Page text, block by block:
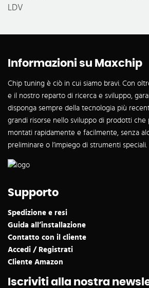
LDV
Informazioni su Maxchip
Chip tuning è ciò in cui siamo bravi. Con
e il nostro reparto di ricerca e sviluppo,
disponga sempre della tecnologia più
grandi risorse nello sviluppo di prodotti che
montati rapidamente e facilmente, senza
preliminare o l’impiego di strumenti speciali.
Supporto
Spedizione e resi
Guida all’installazione
Contatto con il cliente
Accedi / Registrati
Cliente Amazon
Iscriviti alla nostra